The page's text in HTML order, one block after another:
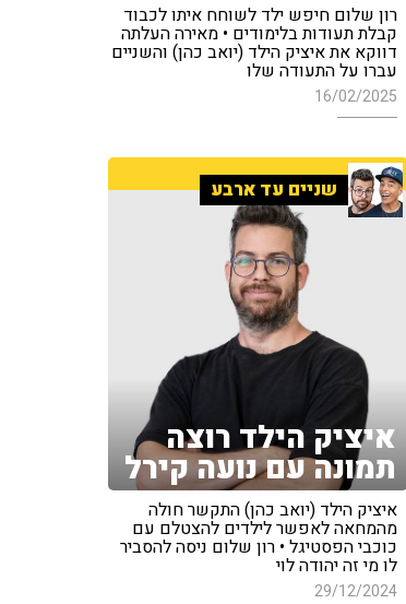
רון שלום חיפש ילד לשוחח איתו לכבוד
קבלת תעודות בלימודים • מאירה העלתה
דווקא את איציק הילד (יואב כהן) והשניים
עברו על התעודה שלו
16/02/2025
שניים עד ארבע
איציק הילד רוצה
תמונה עם נועה קירל
איציק הילד (יואב כהן) התקשר חולה
מהמחאה לאפשר לילדים להצטלם עם
כוכבי הפסטיגל • רון שלום ניסה להסביר
לו מי זה יהודה לוי
29/12/2024